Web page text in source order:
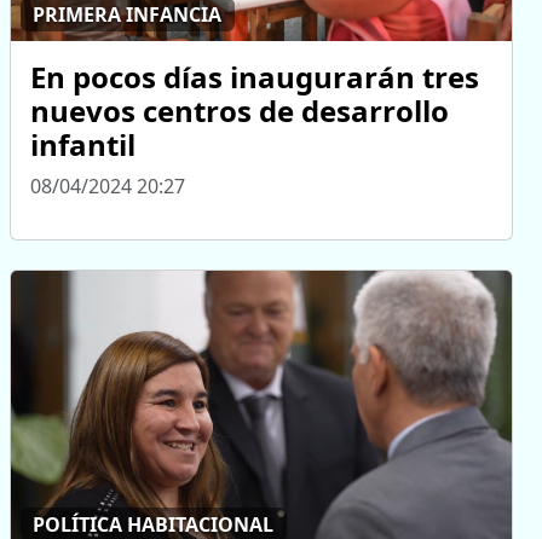
PRIMERA INFANCIA
En pocos días inaugurarán tres
nuevos centros de desarrollo
infantil
08/04/2024 20:27
POLÍTICA HABITACIONAL